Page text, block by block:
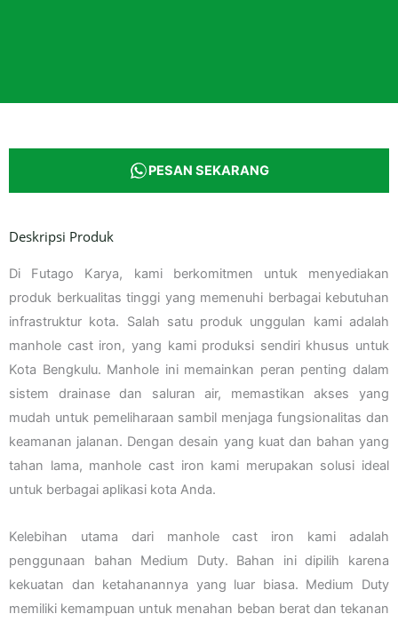
PESAN SEKARANG
Deskripsi Produk
Di Futago Karya, kami berkomitmen untuk menyediakan
produk berkualitas tinggi yang memenuhi berbagai kebutuhan
infrastruktur kota. Salah satu produk unggulan kami adalah
manhole cast iron, yang kami produksi sendiri khusus untuk
Kota Bengkulu. Manhole ini memainkan peran penting dalam
sistem drainase dan saluran air, memastikan akses yang
mudah untuk pemeliharaan sambil menjaga fungsionalitas dan
keamanan jalanan. Dengan desain yang kuat dan bahan yang
tahan lama, manhole cast iron kami merupakan solusi ideal
untuk berbagai aplikasi kota Anda.
Kelebihan utama dari manhole cast iron kami adalah
penggunaan bahan Medium Duty. Bahan ini dipilih karena
kekuatan dan ketahanannya yang luar biasa. Medium Duty
memiliki kemampuan untuk menahan beban berat dan tekanan